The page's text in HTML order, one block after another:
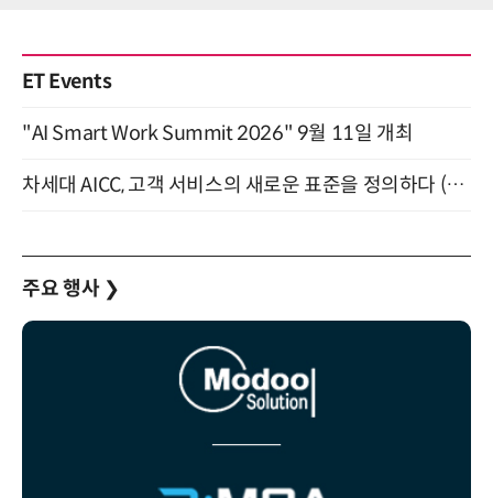
ET Events
"AI Smart Work Summit 2026" 9월 11일 개최
차세대 AICC, 고객 서비스의 새로운 표준을 정의하다 (9/9)
주요 행사 ❯